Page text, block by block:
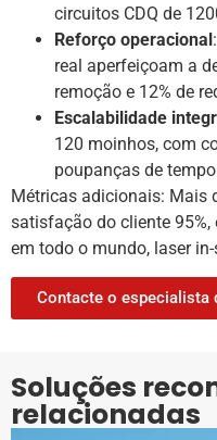
circuitos CDQ de
Reforço operacional
real aperfeiçoam a
remoção e 12% de
Escalabilidade
120 moinhos, com
poupanças de
Métricas adicionais: Mais
satisfação do cliente
em todo o mundo, laser
Contacte o especialista
Soluções
relacionadas